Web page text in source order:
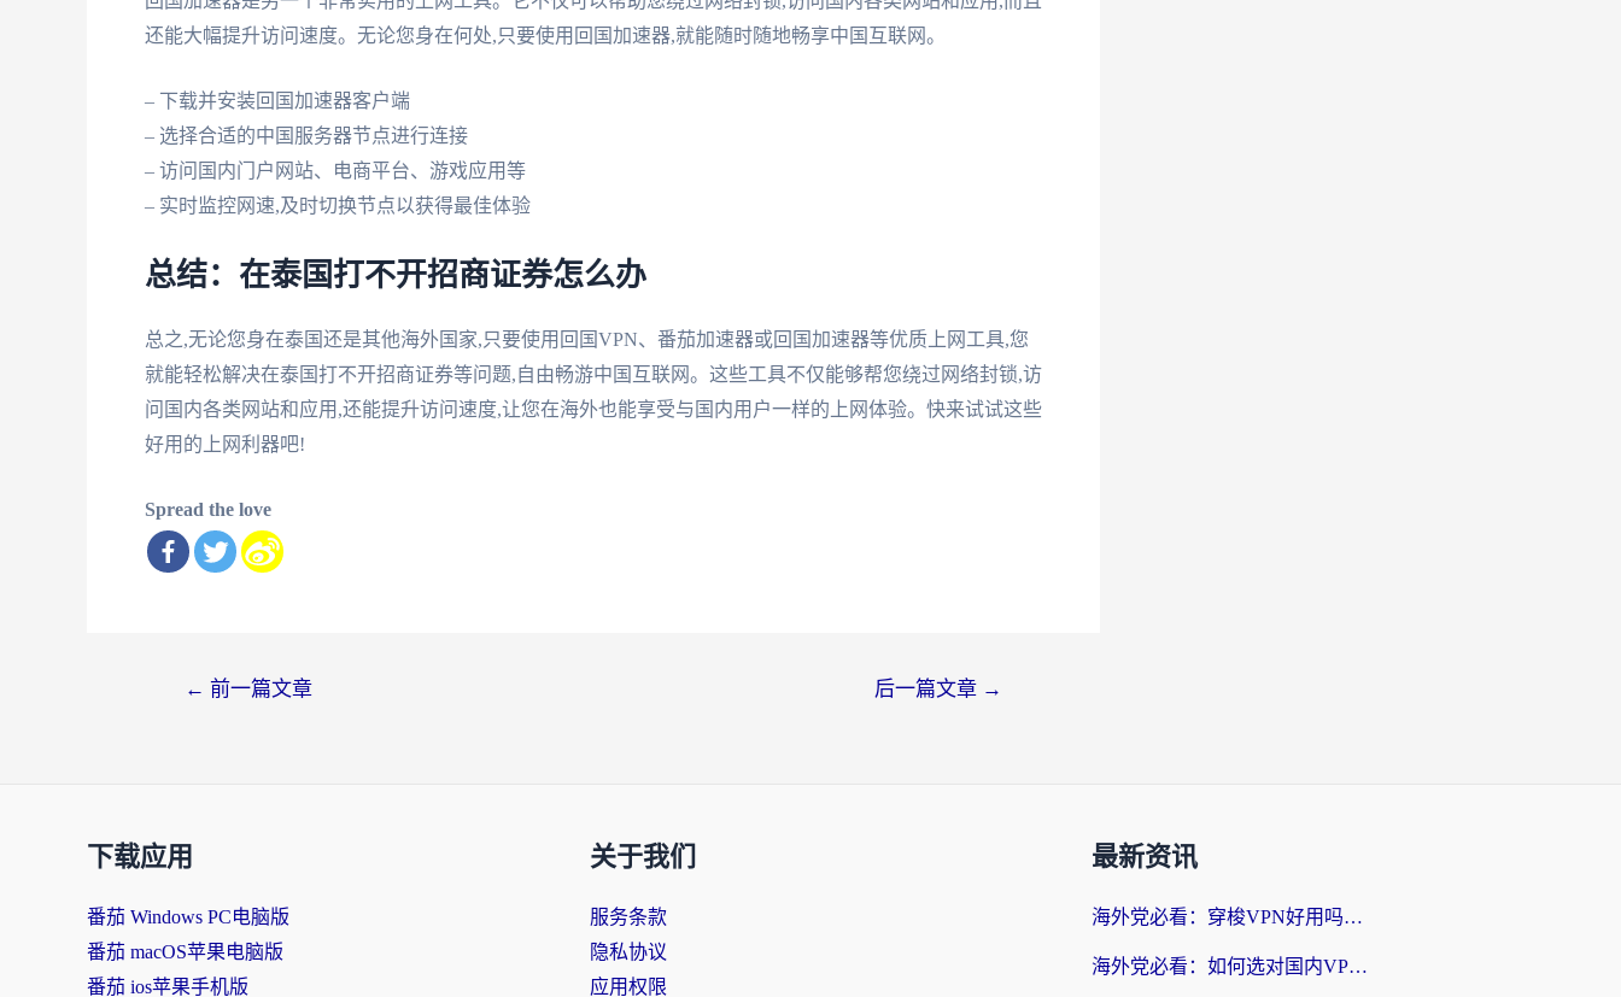
还能大幅提升访问速度。无论您身在何处,只要使用回国加速器,就能随时随地畅享中国互联网。
– 下载并安装回国加速器客户端
– 选择合适的中国服务器节点进行连接
– 访问国内门户网站、电商平台、游戏应用等
– 实时监控网速,及时切换节点以获得最佳体验
总结：在泰国打不开招商证券怎么办
总之,无论您身在泰国还是其他海外国家,只要使用回国VPN、番茄加速器或回国加速器等优质上网工具,您
就能轻松解决在泰国打不开招商证券等问题,自由畅游中国互联网。这些工具不仅能够帮您绕过网络封锁,访
问国内各类网站和应用,还能提升访问速度,让您在海外也能享受与国内用户一样的上网体验。快来试试这些
好用的上网利器吧!
Spread the love
← 前一篇文章 后一篇文章 →
下载应用
番茄 Windows PC电脑版
番茄 macOS苹果电脑版
番茄 ios苹果手机版
关于我们
服务条款
隐私协议
应用权限
最新资讯
海外党必看：穿梭VPN好用吗？和云帆VPN对比哪个回国效果更好？附真实测评+避坑指南
海外党必看：如何选对国内VPN，实现无缝访问国内资源？